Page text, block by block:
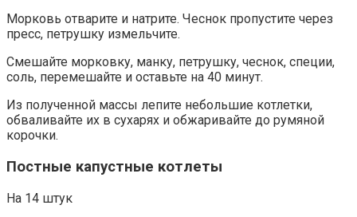
Морковь отварите и натрите. Чеснок пропустите через
пресс, петрушку измельчите.
Смешайте морковку, манку, петрушку, чеснок, специи,
соль, перемешайте и оставьте на 40 минут.
Из полученной массы лепите небольшие котлетки,
обваливайте их в сухарях и обжаривайте до румяной
корочки.
Постные капустные котлеты
На 14 штук